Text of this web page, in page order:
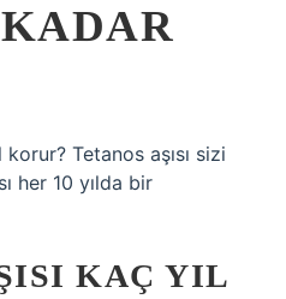
korur? Tetanos aşısı sizi
her 10 yılda bir
KAÇ YIL